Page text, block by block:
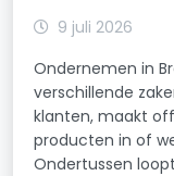
9 juli 2026
Ondernemen in
verschillende
klanten, maakt
producten in of
Ondertussen